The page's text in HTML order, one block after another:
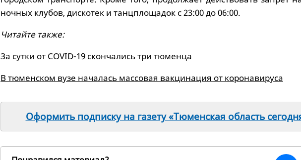
ночных клубов, дискотек и танцплощадок с 23:00 до 06:00.
Читайте также:
За сутки от COVID-19 скончались три тюменца
В тюменском вузе началась массовая вакцинация от коронавируса
Оформить подписку на газету «Тюменская область